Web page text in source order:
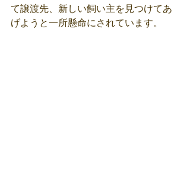
て譲渡先、新しい飼い主を見つけてあ
げようと一所懸命にされています。